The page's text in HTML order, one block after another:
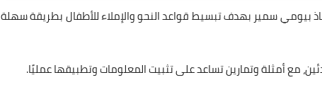
سمير بهدف تبسيط قواعد النحو والإملاء للأطفال بطريقة سهلة
مع أمثلة وتمارين تساعد على تثبيت المعلومات وتطبيقها عمليًا.